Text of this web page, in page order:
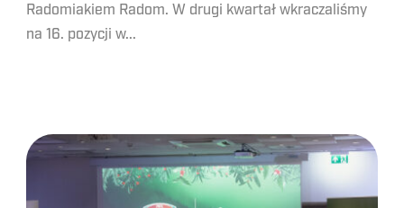
Radomiakiem Radom. W drugi kwartał wkraczaliśmy
na 16. pozycji w...